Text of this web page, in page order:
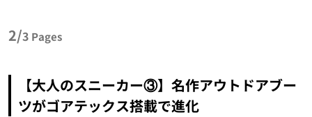
2/3 Pages
【大人のスニーカー③】名作アウトドアブー
ツがゴアテックス搭載で進化